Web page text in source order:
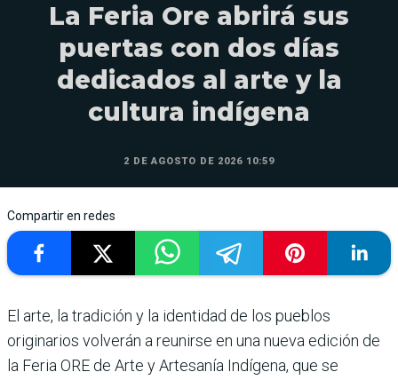
La Feria Ore abrirá sus
puertas con dos días
dedicados al arte y la
cultura indígena
2 DE AGOSTO DE 2026 10:59
Compartir en redes
El arte, la tradición y la identidad de los pueblos
originarios volverán a reunirse en una nueva edición de
la Feria ORE de Arte y Artesanía Indígena, que se